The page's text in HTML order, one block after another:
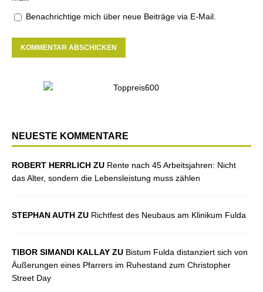
Benachrichtige mich über neue Beiträge via E-Mail.
NEUESTE KOMMENTARE
ROBERT HERRLICH ZU Rente nach 45 Arbeitsjahren: Nicht
das Alter, sondern die Lebensleistung muss zählen
STEPHAN AUTH ZU Richtfest des Neubaus am Klinikum Fulda
TIBOR SIMANDI KALLAY ZU Bistum Fulda distanziert sich von
Äußerungen eines Pfarrers im Ruhestand zum Christopher
Street Day